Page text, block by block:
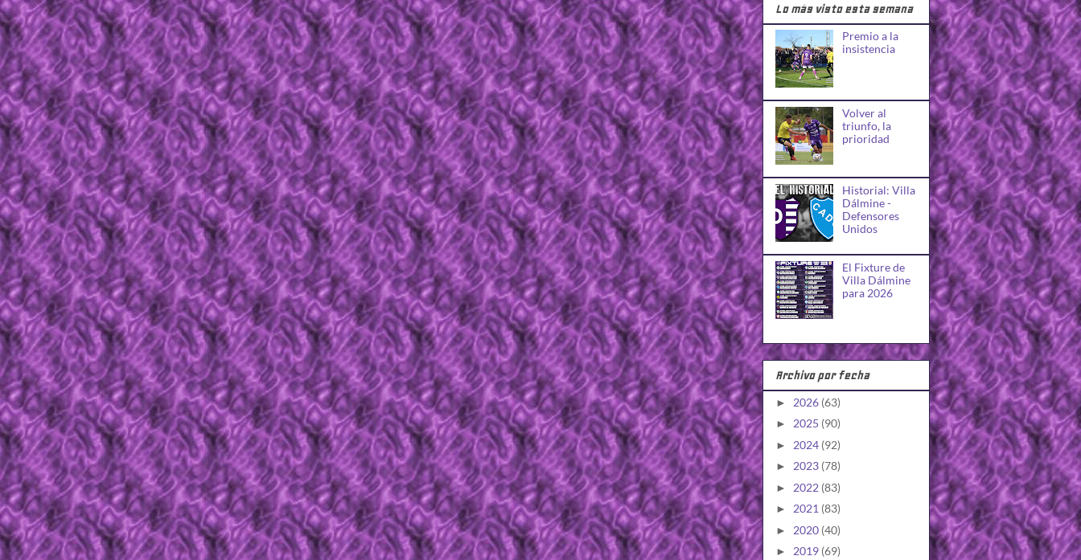
Lo más visto esta semana
Premio a la
insistencia
Volver al
triunfo, la
prioridad
Historial: Villa
Dálmine -
Defensores
Unidos
El Fixture de
Villa Dálmine
para 2026
Archivo por fecha
► 2026 (63)
► 2025 (90)
► 2024 (92)
► 2023 (78)
► 2022 (83)
► 2021 (83)
► 2020 (40)
► 2019 (69)